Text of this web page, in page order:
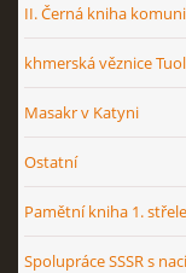
II. Černá kniha
khmerská věznice
Masakr v Katyni
Ostatní
Pamětní kniha 1.
Spolupráce SSSR s